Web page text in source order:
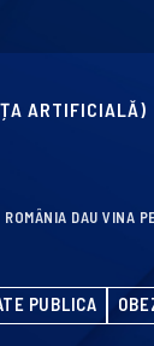
ARTIFICIALĂ)
DAU VINA
PUBLICA